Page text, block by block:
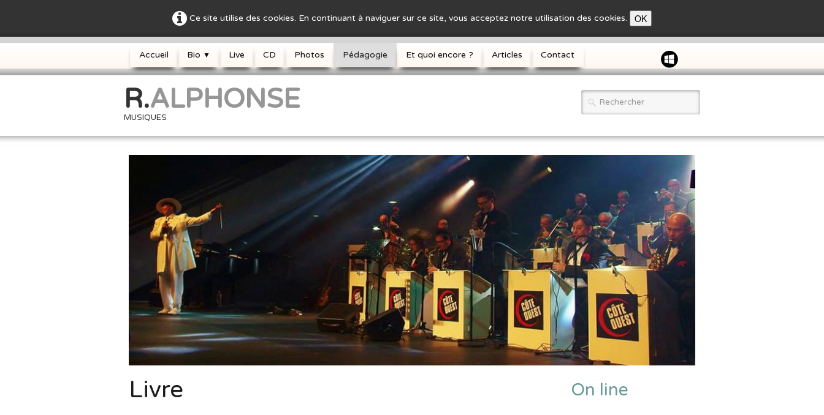
Ce site utilise des cookies. En continuant à naviguer sur ce site, vous acceptez notre utilisation des cookies. OK
Accueil Bio ▼ Live CD Photos Pédagogie Et quoi encore ? Articles Contact
R.ALPHONSE
MUSIQUES
Livre On line